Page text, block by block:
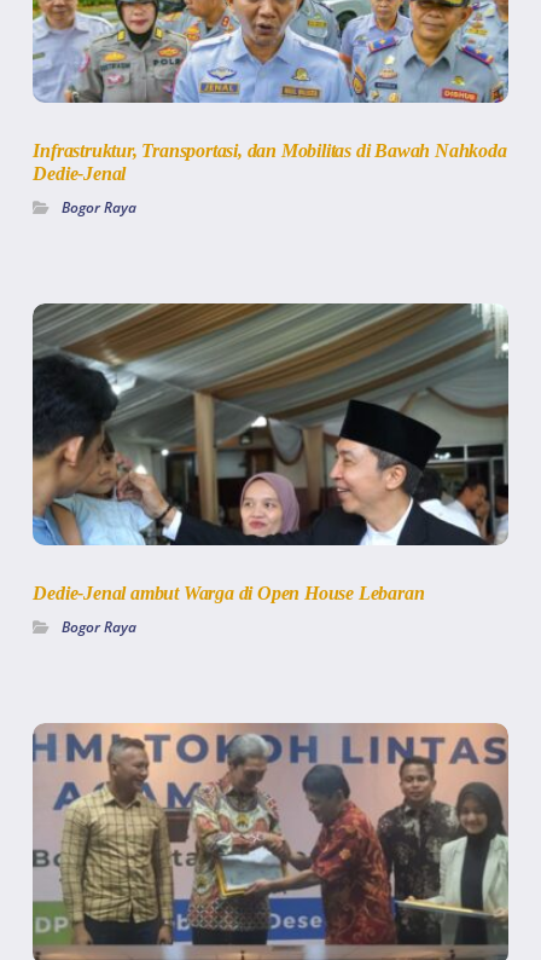
Infrastruktur, Transportasi, dan Mobilitas di Bawah Nahkoda
Dedie-Jenal
Bogor Raya
Dedie-Jenal ambut Warga di Open House Lebaran
Bogor Raya